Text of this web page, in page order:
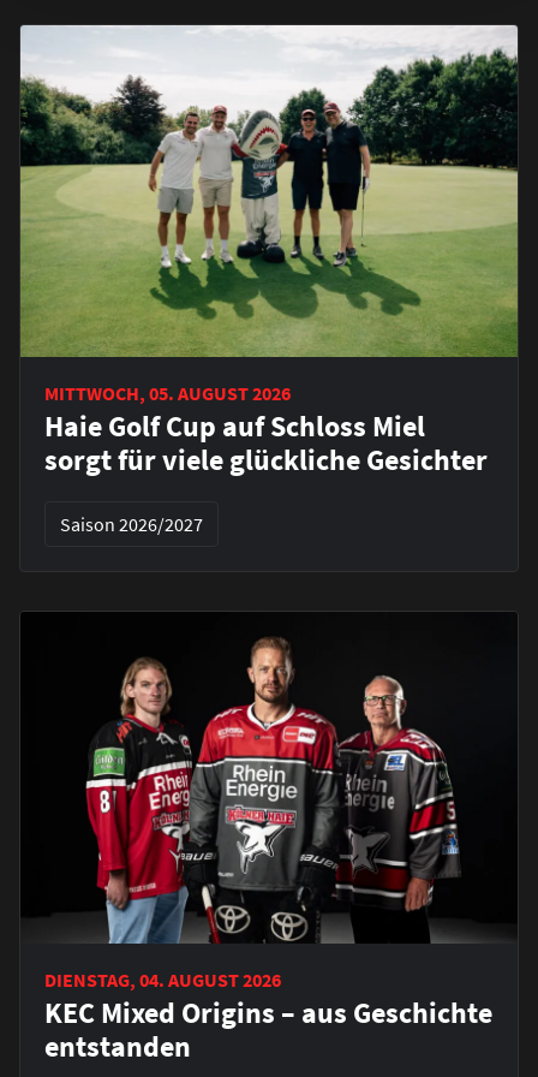
MITTWOCH, 05. AUGUST 2026
Haie Golf Cup auf Schloss Miel
sorgt für viele glückliche Gesichter
Saison 2026/2027
DIENSTAG, 04. AUGUST 2026
KEC Mixed Origins – aus Geschichte
entstanden